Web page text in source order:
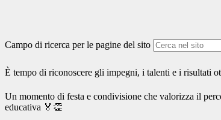
Campo di ricerca per le pagine del sito
È tempo di riconoscere gli impegni, i talenti e i risultati
Un momento di festa e condivisione che valorizza il
educativa 🏅👏